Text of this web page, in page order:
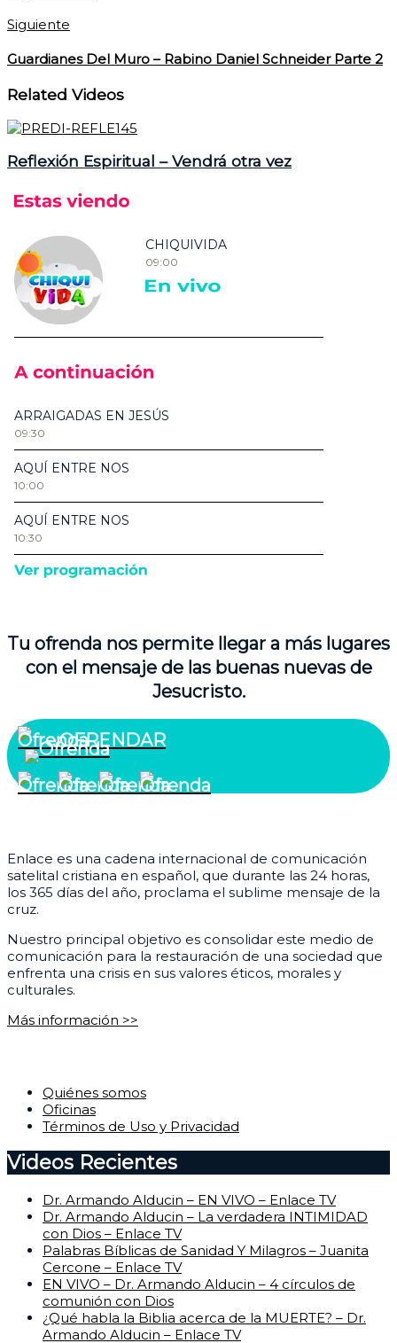
Siguiente
Guardianes Del Muro – Rabino Daniel Schneider Parte 2
Related Videos
Reflexión Espiritual – Vendrá otra vez
Tu ofrenda nos permite llegar a más lugares
con el mensaje de las buenas nuevas de
Jesucristo.
OFRENDAR
Enlace es una cadena internacional de comunicación
satelital cristiana en español, que durante las 24 horas,
los 365 días del año, proclama el sublime mensaje de la
cruz.
Nuestro principal objetivo es consolidar este medio de
comunicación para la restauración de una sociedad que
enfrenta una crisis en sus valores éticos, morales y
culturales.
Más información >>
Quiénes somos
Oficinas
Términos de Uso y Privacidad
Videos Recientes
Dr. Armando Alducin – EN VIVO – Enlace TV
Dr. Armando Alducin – La verdadera INTIMIDAD
con Dios – Enlace TV
Palabras Bíblicas de Sanidad Y Milagros – Juanita
Cercone – Enlace TV
EN VIVO – Dr. Armando Alducin – 4 círculos de
comunión con Dios
¿Qué habla la Biblia acerca de la MUERTE? – Dr.
Armando Alducin – Enlace TV